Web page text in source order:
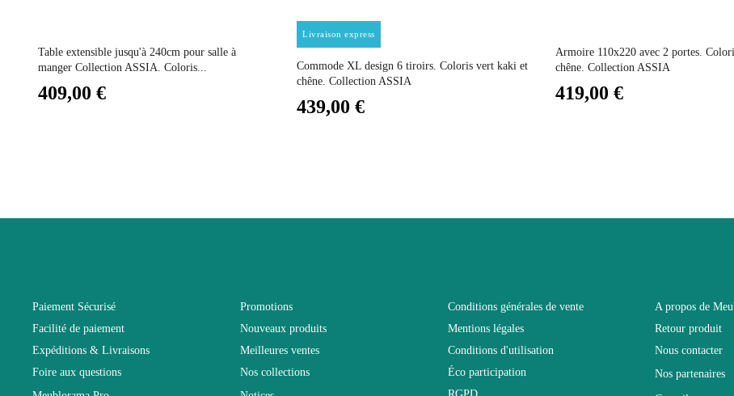
Profondeur 60
Non relevable
Table extensible jusqu'à 240cm pour salle à
manger Collection ASSIA. Coloris...
409,00 €
Livraison express
Prix
Commode XL design 6 tiroirs. Coloris vert kaki et
chêne. Collection ASSIA
439,00 €
Armoire 110x220 avec 2 portes.
chêne. Collection ASSIA
419,00 €
Paiement Sécurisé
Facilité de paiement
Expéditions & Livraisons
Foire aux questions
Promotions
Nouveaux produits
Meilleures ventes
Nos collections
Conditions générales de vente
Mentions légales
Conditions d'utilisation
Éco participation
A propos de
Retour produit
Nous contacter
Nos partenaires